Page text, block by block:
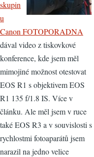
skupin
u
Canon FOTOPORADNA
dával video z tiskovkové
konference, kde jsem měl
mimojiné možnost otestovat
EOS R1 s objektivem EOS
R1 135 f/1.8 IS. Více v
článku. Ale měl jsem v ruce
také EOS R3 a v souvislosti s
rychlostmi fotoaparátů jsem
narazil na jedno velice